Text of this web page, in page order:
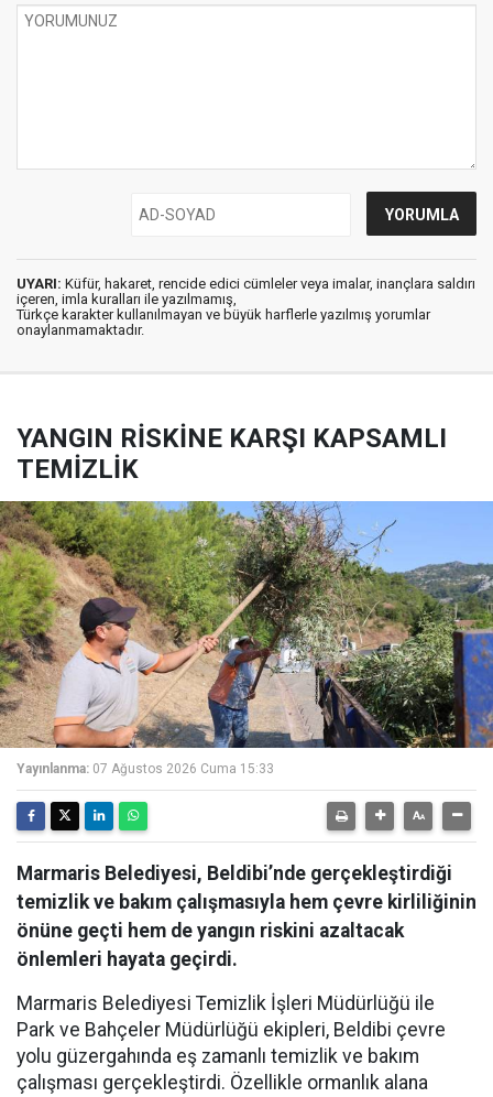
UYARI: Küfür, hakaret, rencide edici cümleler veya imalar, inançlara saldırı
içeren, imla kuralları ile yazılmamış,
Türkçe karakter kullanılmayan ve büyük harflerle yazılmış yorumlar
onaylanmamaktadır.
YANGIN RİSKİNE KARŞI KAPSAMLI
TEMİZLİK
Yayınlanma: 07 Ağustos 2026 Cuma 15:33
Marmaris Belediyesi, Beldibi’nde gerçekleştirdiği
temizlik ve bakım çalışmasıyla hem çevre kirliliğinin
önüne geçti hem de yangın riskini azaltacak
önlemleri hayata geçirdi.
Marmaris Belediyesi Temizlik İşleri Müdürlüğü ile
Park ve Bahçeler Müdürlüğü ekipleri, Beldibi çevre
yolu güzergahında eş zamanlı temizlik ve bakım
çalışması gerçekleştirdi. Özellikle ormanlık alana